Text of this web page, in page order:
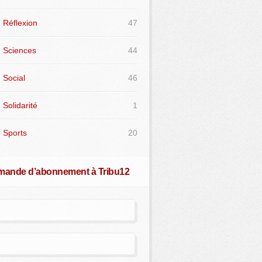
Réflexion 47
Sciences 44
Social 46
Solidarité 1
Sports 20
d’abonnement à Tribu12